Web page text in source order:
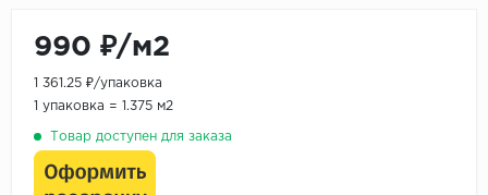
990 ₽/м2
1 361.25 ₽/упаковка
1 упаковка = 1.375 м2
Товар доступен для заказа